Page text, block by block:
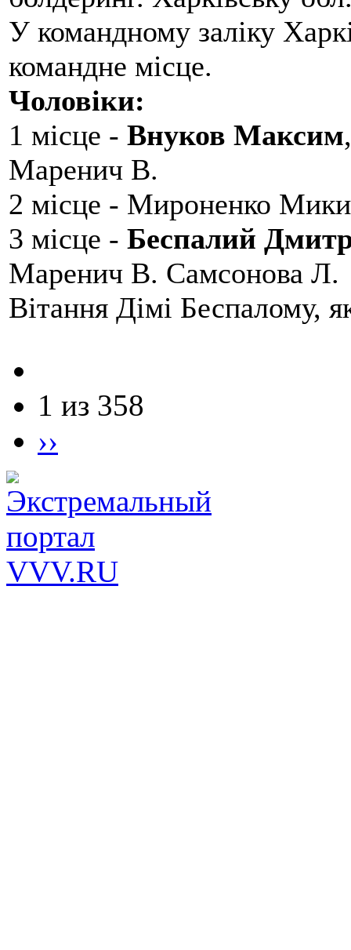
У командному заліку
командне місце.
Чоловіки:
1 місце - Внуков Максим
Маренич В.
2 місце - Мироненко
3 місце - Беспалий
Маренич В. Самсонова Л.
Вітання Дімі Беспалому,
1 из 358
››